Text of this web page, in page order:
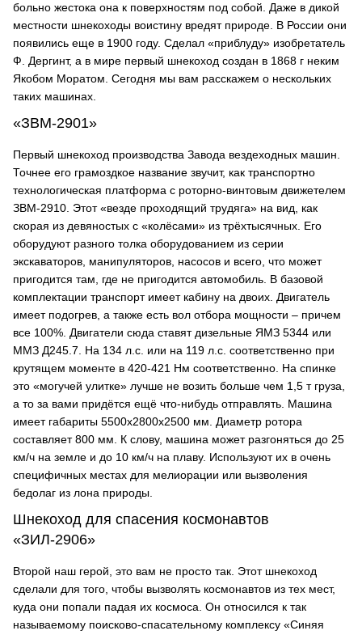
больно жестока она к поверхностям под собой. Даже в дикой
местности шнекоходы воистину вредят природе. В России они
появились еще в 1900 году. Сделал «приблуду» изобретатель
Ф. Дергинт, а в мире первый шнекоход создан в 1868 г неким
Якобом Моратом. Сегодня мы вам расскажем о нескольких
таких машинах.
«ЗВМ-2901»
Первый шнекоход производства Завода вездеходных машин.
Точнее его грамоздкое название звучит, как транспортно
технологическая платформа с роторно-винтовым движетелем
ЗВМ-2910. Этот «везде проходящий трудяга» на вид, как
скорая из девяностых с «колёсами» из трёхтысячных. Его
оборудуют разного толка оборудованием из серии
экскаваторов, манипуляторов, насосов и всего, что может
пригодится там, где не пригодится автомобиль. В базовой
комплектации транспорт имеет кабину на двоих. Двигатель
имеет подогрев, а также есть вол отбора мощности – причем
все 100%. Двигатели сюда ставят дизельные ЯМЗ 5344 или
ММЗ Д245.7. На 134 л.с. или на 119 л.с. соответственно при
крутящем моменте в 420-421 Нм соответственно. На спинке
это «могучей улитке» лучше не возить больше чем 1,5 т груза,
а то за вами придётся ещё что-нибудь отправлять. Машина
имеет габариты 5500x2800x2500 мм. Диаметр ротора
составляет 800 мм. К слову, машина может разгоняться до 25
км/ч на земле и до 10 км/ч на плаву. Используют их в очень
специфичных местах для мелиорации или вызволения
бедолаг из лона природы.
Шнекоход для спасения космонавтов
«ЗИЛ-2906»
Второй наш герой, это вам не просто так. Этот шнекоход
сделали для того, чтобы вызволять космонавтов из тех мест,
куда они попали падая их космоса. Он относился к так
называемому поисково-спасательному комплексу «Синяя